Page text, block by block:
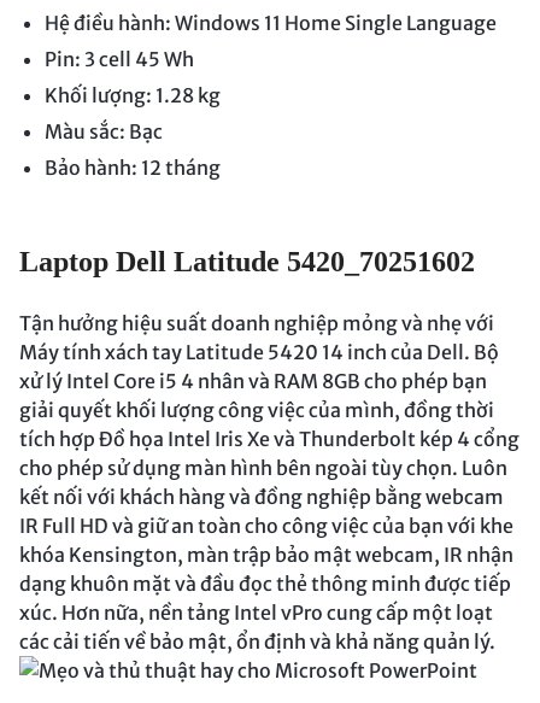
Hệ điều hành: Windows 11 Home Single Language
Pin: 3 cell 45 Wh
Khối lượng: 1.28 kg
Màu sắc: Bạc
Bảo hành: 12 tháng
Laptop Dell Latitude 5420_70251602
Tận hưởng hiệu suất doanh nghiệp mỏng và nhẹ với
Máy tính xách tay Latitude 5420 14 inch của Dell. Bộ
xử lý Intel Core i5 4 nhân và RAM 8GB cho phép bạn
giải quyết khối lượng công việc của mình, đồng thời
tích hợp Đồ họa Intel Iris Xe và Thunderbolt kép 4 cổng
cho phép sử dụng màn hình bên ngoài tùy chọn. Luôn
kết nối với khách hàng và đồng nghiệp bằng webcam
IR Full HD và giữ an toàn cho công việc của bạn với khe
khóa Kensington, màn trập bảo mật webcam, IR nhận
dạng khuôn mặt và đầu đọc thẻ thông minh được tiếp
xúc. Hơn nữa, nền tảng Intel vPro cung cấp một loạt
các cải tiến về bảo mật, ổn định và khả năng quản lý.